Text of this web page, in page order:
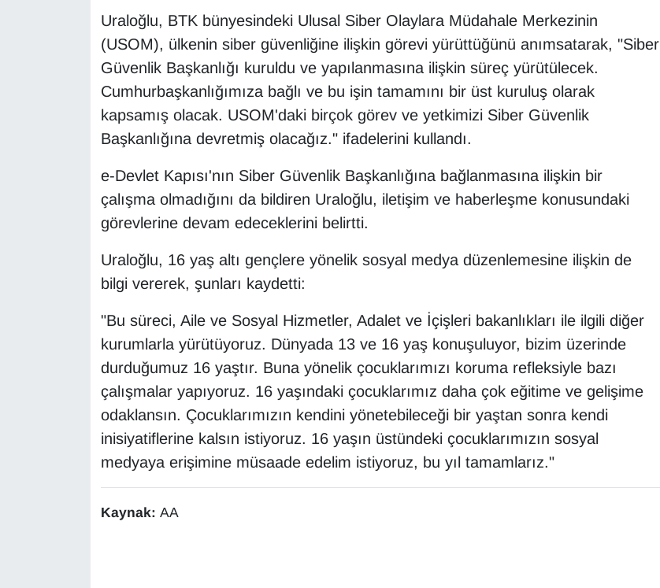
Uraloğlu, BTK bünyesindeki Ulusal Siber Olaylara Müdahale Merkezinin
(USOM), ülkenin siber güvenliğine ilişkin görevi yürüttüğünü anımsatarak, "Siber
Güvenlik Başkanlığı kuruldu ve yapılanmasına ilişkin süreç yürütülecek.
Cumhurbaşkanlığımıza bağlı ve bu işin tamamını bir üst kuruluş olarak
kapsamış olacak. USOM'daki birçok görev ve yetkimizi Siber Güvenlik
Başkanlığına devretmiş olacağız." ifadelerini kullandı.
e-Devlet Kapısı'nın Siber Güvenlik Başkanlığına bağlanmasına ilişkin bir
çalışma olmadığını da bildiren Uraloğlu, iletişim ve haberleşme konusundaki
görevlerine devam edeceklerini belirtti.
Uraloğlu, 16 yaş altı gençlere yönelik sosyal medya düzenlemesine ilişkin de
bilgi vererek, şunları kaydetti:
"Bu süreci, Aile ve Sosyal Hizmetler, Adalet ve İçişleri bakanlıkları ile ilgili diğer
kurumlarla yürütüyoruz. Dünyada 13 ve 16 yaş konuşuluyor, bizim üzerinde
durduğumuz 16 yaştır. Buna yönelik çocuklarımızı koruma refleksiyle bazı
çalışmalar yapıyoruz. 16 yaşındaki çocuklarımız daha çok eğitime ve gelişime
odaklansın. Çocuklarımızın kendini yönetebileceği bir yaştan sonra kendi
inisiyatiflerine kalsın istiyoruz. 16 yaşın üstündeki çocuklarımızın sosyal
medyaya erişimine müsaade edelim istiyoruz, bu yıl tamamlarız."
Kaynak: AA